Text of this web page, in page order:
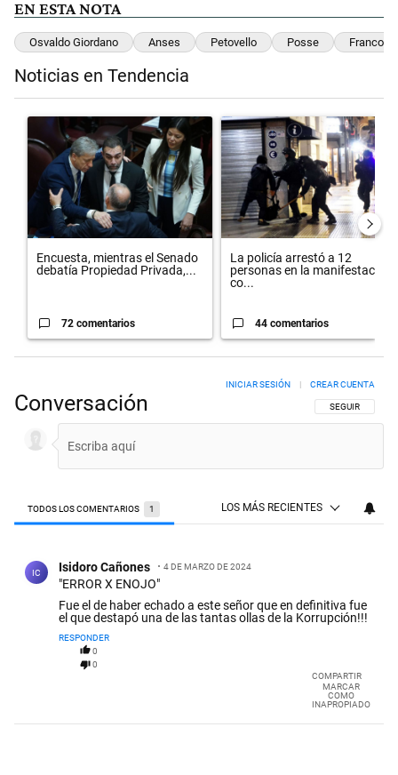
EN ESTA NOTA
Osvaldo Giordano Anses Petovello Posse Francos
Noticias en Tendencia
Un artículo de tendencia con el título "Encuesta, mientras el
Encuesta, mientras el Senado
debatía Propiedad Privada,...
72 comentarios
Un artículo de tendencia con el
La policía arrestó a 12
personas en la manifestación
co...
44 comentarios
Conversación SIGA ESTA
SEGUIR
INICIAR SESIÓN CREAR CUENTA
TODOS LOS COMENTARIOS 1 LOS MÁS RECIENTES
IC Isidoro Cañones 4 DE MARZO DE 2024
"ERROR X ENOJO"
Fue el de haber echado a este señor que en definitiva fue
el que destapó una de las tantas ollas de la Korrupción!!!
RESPONDER
0
0
COMPARTIR
MARCAR
COMO
INAPROPIADO